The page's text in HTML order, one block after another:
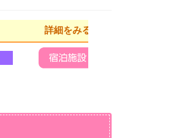
詳細をみる